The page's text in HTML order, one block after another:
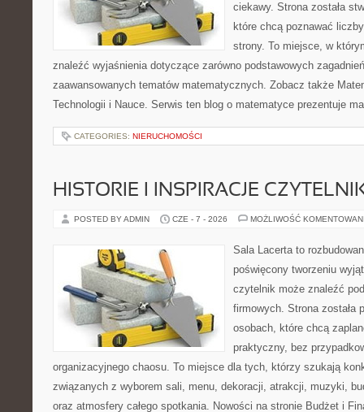
ciekawy. Strona została
które chcą poznawać
strony. To miejsce, w
znaleźć wyjaśnienia dotyczące zarówno podstawowych
zaawansowanych tematów matematycznych. Zobacz także
Technologii i Nauce. Serwis ten blog o matematyce prezentuje
CATEGORIES: NIERUCHOMOŚCI
HISTORIE I INSPIRACJE
POSTED BY ADMIN CZE - 7 - 2026 MOŻLIWOŚĆ
Sala Lacerta to
poświęcony tworzeniu
czytelnik może znaleźć
firmowych. Strona została
osobach, które chcą
praktyczny, bez
organizacyjnego chaosu. To miejsce dla tych, którzy szukają
związanych z wyborem sali, menu, dekoracji, atrakcji, muzyki,
oraz atmosfery całego spotkania. Nowości na stronie Budżet i